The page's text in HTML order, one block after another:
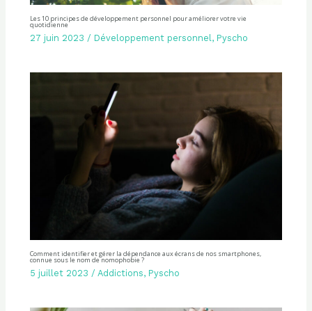
Les 10 principes de développement personnel pour améliorer votre vie
quotidienne
27 juin 2023 / Développement personnel, Pyscho
Comment identifier et gérer la dépendance aux écrans de nos smartphones,
connue sous le nom de nomophobie ?
5 juillet 2023 / Addictions, Pyscho